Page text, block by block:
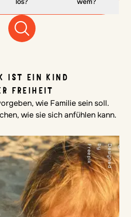
IST EIN KIND
FREIHEIT
wie Familie sein soll.
wie sie sich anfühlen kann.
©
D
e
s
i
g
n
e
d
b
y
F
r
e
e
p
i
k